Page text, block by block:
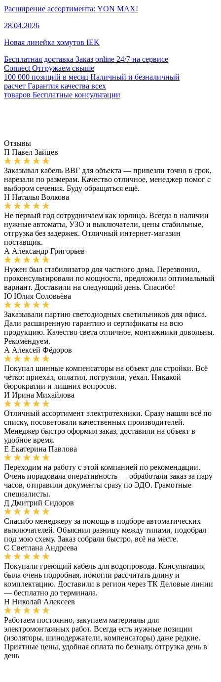
Расширение ассортимента: YON MAX!
28.04.2026
Новая линейка хомутов IEK
Бесплатная доставка Заказ online 24/7 на сервисе
Connect Отгружаем свыше
100 000 позиций в месяц Наличный и безналичный
расчет Гарантия качества всех
товаров Бесплатные консультации
Отзывы
П Павел Зайцев
Заказывал кабель ВВГ для объекта — привезли точно в срок,
нарезали по размерам. Качество отличное, менеджер помог с
выбором сечения. Буду обращаться ещё.
Н Наталья Волкова
Не первый год сотрудничаем как юрлицо. Всегда в наличии
нужные автоматы, УЗО и выключатели, цены стабильные,
отгрузка без задержек. Отличный интернет-магазин
поставщик.
А Александр Григорьев
Нужен был стабилизатор для частного дома. Перезвонил,
проконсультировали по мощности, предложили оптимальный
вариант. Доставили на следующий день. Спасибо!
Ю Юлия Соловьёва
Заказывали партию светодиодных светильников для офиса.
Дали расширенную гарантию и сертификаты на всю
продукцию. Качество света отличное, монтажники довольны.
Рекомендуем.
А Алексей Фёдоров
Покупал шинные компенсаторы на объект для стройки. Всё
чётко: приехал, оплатил, погрузили, уехал. Никакой
бюрократии и лишних вопросов.
И Ирина Михайлова
Отличный ассортимент электротехники. Сразу нашли всё по
списку, посоветовали качественных производителей.
Менеджер быстро оформил заказ, доставили на объект в
удобное время.
Е Екатерина Павлова
Переходим на работу с этой компанией по рекомендации.
Очень порадовала оперативность — обработали заказ за пару
часов, отправили документы сразу по ЭДО. Грамотные
специалисты.
Д Дмитрий Сидоров
Спасибо менеджеру за помощь в подборе автоматических
выключателей. Объяснил разницу между типами, подобрал
под мою схему. Заказ собрали быстро, всё на месте.
С Светлана Андреева
Покупали греющий кабель для водопровода. Консультация
была очень подробная, помогли рассчитать длину и
комплектацию. Доставили в регион через ТК Деловые линии
— бесплатно до терминала.
Н Николай Алексеев
Работаем постоянно, закупаем материалы для
электромонтажных работ. Всегда есть нужные позиции
(изоляторы, шинодержатели, компенсаторы) даже редкие.
Приятные цены, удобная оплата по безналу, отгрузка день в
день